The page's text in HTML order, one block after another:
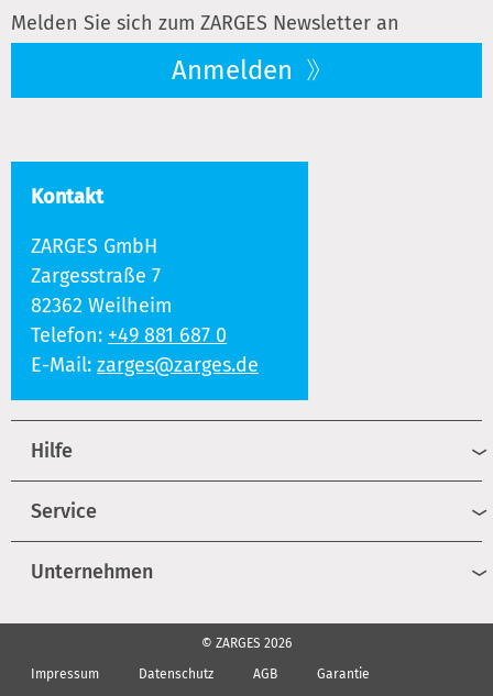
Melden Sie sich zum ZARGES Newsletter an
Anmelden
Kontakt
ZARGES GmbH
Zargesstraße 7
82362 Weilheim
Telefon: +49 881 687 0
E-Mail: zarges@zarges.de
Hilfe
Service
Unternehmen
© ZARGES 2026
Impressum
Datenschutz AGB Garantie